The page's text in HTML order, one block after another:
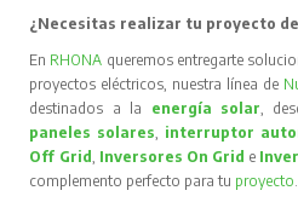
¿Necesitas realizar tu proyecto
En RHONA queremos entregarte
proyectos eléctricos, nuestra línea de
destinados a la energía solar ,
paneles solares
interruptor
Off Grid Inversores On Grid e
complemento perfecto para tu proyecto